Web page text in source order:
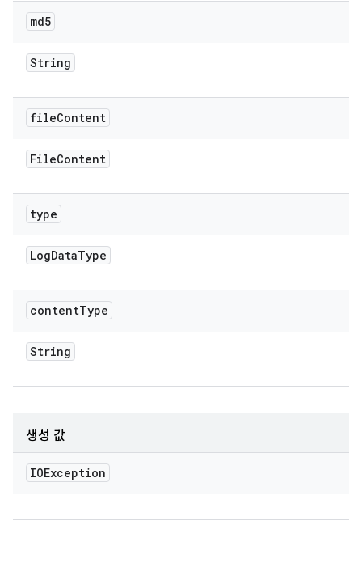
md5
String
fileContent
FileContent
type
LogDataType
contentType
String
생성 값
IOException